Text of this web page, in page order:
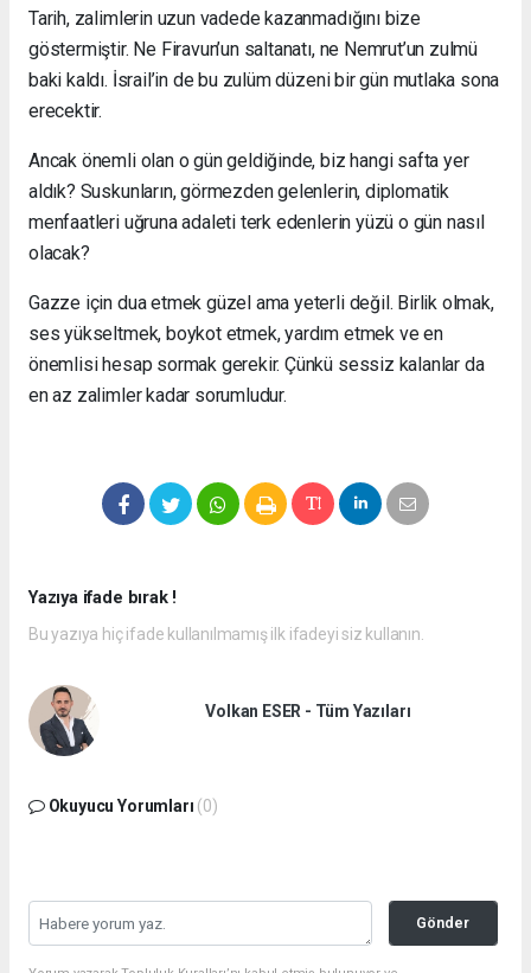
Tarih, zalimlerin uzun vadede kazanmadığını bize
göstermiştir. Ne Firavun’un saltanatı, ne Nemrut’un zulmü
baki kaldı. İsrail’in de bu zulüm düzeni bir gün mutlaka sona
erecektir.
Ancak önemli olan o gün geldiğinde, biz hangi safta yer
aldık? Suskunların, görmezden gelenlerin, diplomatik
menfaatleri uğruna adaleti terk edenlerin yüzü o gün nasıl
olacak?
Gazze için dua etmek güzel ama yeterli değil. Birlik olmak,
ses yükseltmek, boykot etmek, yardım etmek ve en
önemlisi hesap sormak gerekir. Çünkü sessiz kalanlar da
en az zalimler kadar sorumludur.
Yazıya ifade bırak !
Bu yazıya hiç ifade kullanılmamış ilk ifadeyi siz kullanın.
Volkan ESER - Tüm Yazıları
Okuyucu Yorumları (0)
Gönder